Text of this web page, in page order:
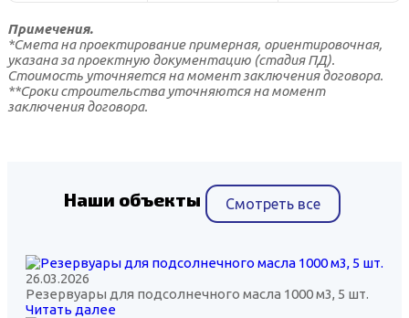
Примечения.
*Смета на проектирование примерная, ориентировочная,
указана за проектную документацию (стадия ПД).
Стоимость уточняется на момент заключения договора.
**Сроки строительства уточняются на момент
заключения договора.
Наши объекты Смотреть все
26.03.2026
Резервуары для подсолнечного масла 1000 м3, 5 шт.
Читать далее